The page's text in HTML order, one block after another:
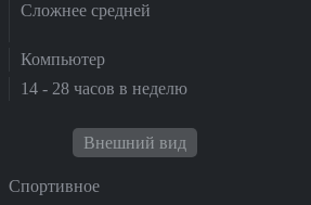
Сложнее средней
Компьютер
14 - 28 часов в неделю
Внешний вид
Спортивное